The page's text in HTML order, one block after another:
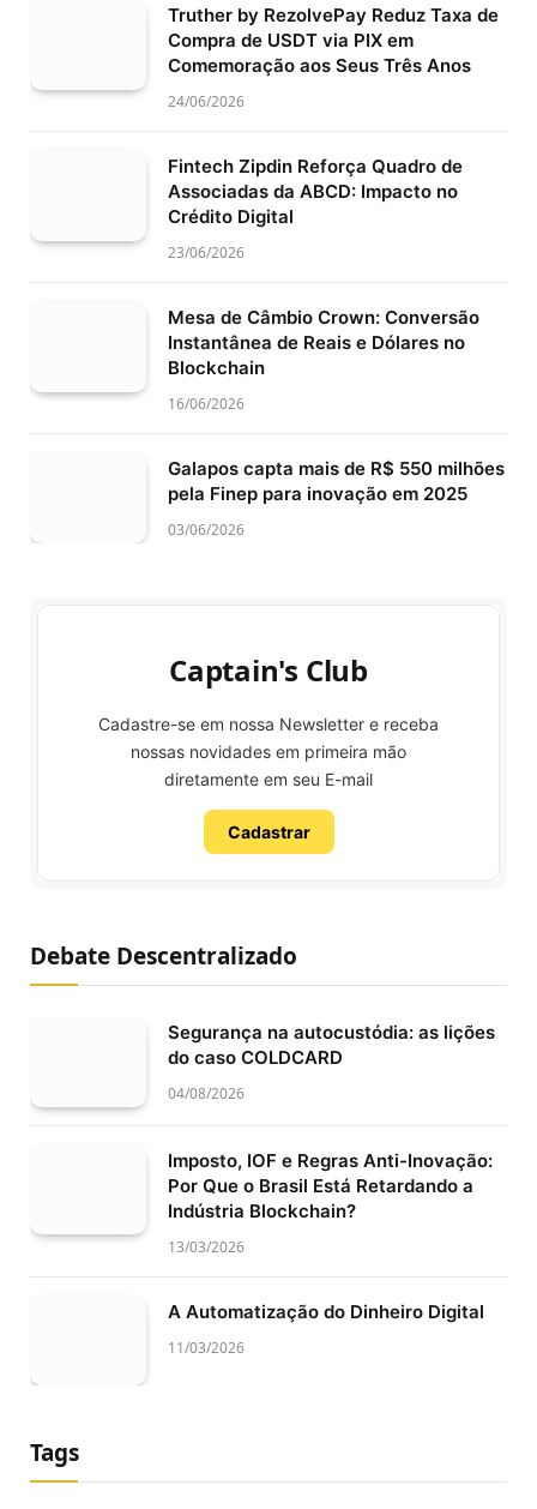
Truther by RezolvePay Reduz Taxa de
Compra de USDT via PIX em
Comemoração aos Seus Três Anos
24/06/2026
Fintech Zipdin Reforça Quadro de
Associadas da ABCD: Impacto no
Crédito Digital
23/06/2026
Mesa de Câmbio Crown: Conversão
Instantânea de Reais e Dólares no
Blockchain
16/06/2026
Galapos capta mais de R$ 550 milhões
pela Finep para inovação em 2025
03/06/2026
Captain's Club
Cadastre-se em nossa Newsletter e receba
nossas novidades em primeira mão
diretamente em seu E-mail
Cadastrar
Debate Descentralizado
Segurança na autocustódia: as lições
do caso COLDCARD
04/08/2026
Imposto, IOF e Regras Anti-Inovação:
Por Que o Brasil Está Retardando a
Indústria Blockchain?
13/03/2026
A Automatização do Dinheiro Digital
11/03/2026
Tags